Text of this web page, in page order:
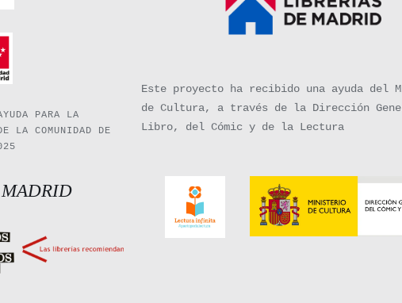
PARA LA
LA COMUNIDAD DE
MADRID
Este proyecto ha recibido una ayuda del
de Cultura, a través de la Dirección
Libro, del Cómic y de la Lectura